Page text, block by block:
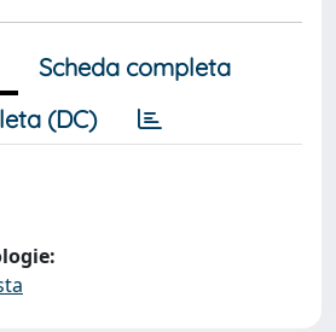
Scheda completa
(DC)